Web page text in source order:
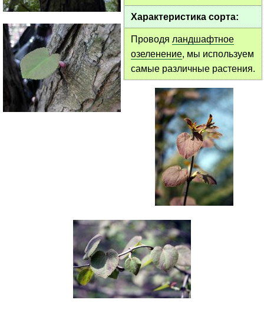
Характеристика сорта:
Проводя ландшафтное
озеленение, мы используем
самые различные растения.